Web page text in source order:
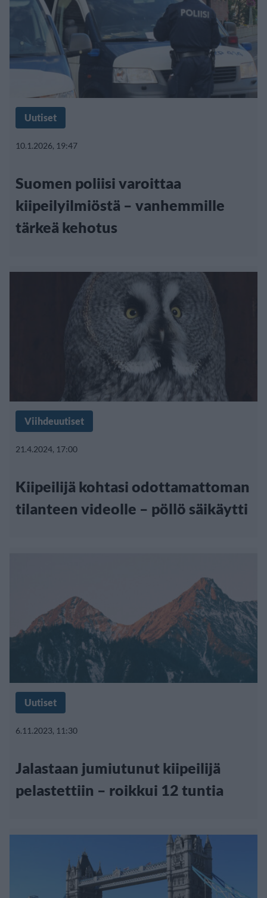
Uutiset
10.1.2026, 19:47
Suomen poliisi varoittaa
kiipeilyilmiöstä – vanhemmille
tärkeä kehotus
Viihdeuutiset
21.4.2024, 17:00
Kiipeilijä kohtasi odottamattoman
tilanteen videolle – pöllö säikäytti
Uutiset
6.11.2023, 11:30
Jalastaan jumiutunut kiipeilijä
pelastettiin – roikkui 12 tuntia